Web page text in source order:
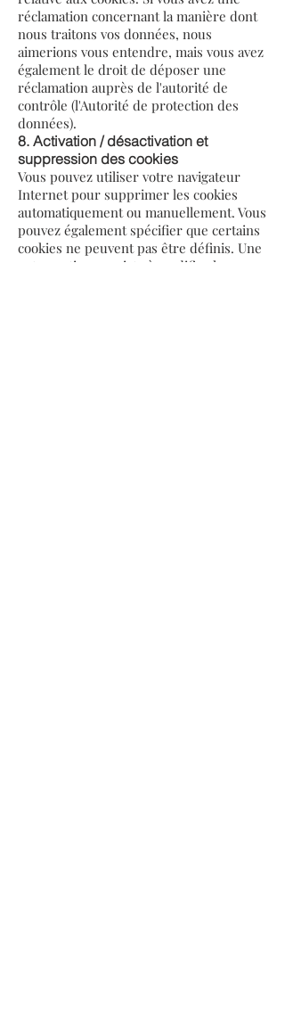
réclamation concernant la manière dont
nous traitons vos données, nous
aimerions vous entendre, mais vous avez
également le droit de déposer une
réclamation auprès de l'autorité de
contrôle (l'Autorité de protection des
données).
8. Activation / désactivation et
suppression des cookies
Vous pouvez utiliser votre navigateur
Internet pour supprimer les cookies
automatiquement ou manuellement. Vous
pouvez également spécifier que certains
cookies ne peuvent pas être définis. Une
autre option consiste à modifier les